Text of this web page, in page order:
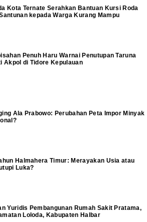
Kota Ternate Serahkan Bantuan Kursi Roda
kepada Warga Kurang Mampu
Penuh Haru Warnai Penutupan Taruna
Akpol di Tidore Kepulauan
Ala Prabowo: Perubahan Peta Impor Minyak
Halmahera Timur: Merayakan Usia atau
Luka?
Yuridis Pembangunan Rumah Sakit Pratama,
Loloda, Kabupaten Halbar